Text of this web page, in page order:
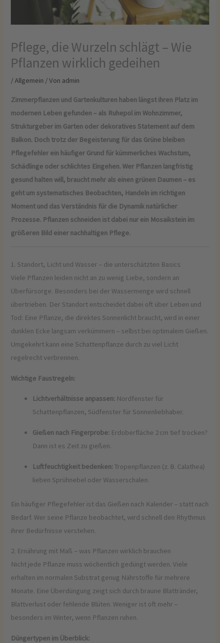
Pflege, die Wurzeln schlägt – Wie
Pflanzen wirklich gedeihen
/Allgemein / Von admin
Zimmerpflanzen und Gartenkulturen haben längst ihren Platz im
modernen Leben gefunden – als Ruhepol im Wohnzimmer,
Strukturgeber im Garten oder dekoratives Statement auf dem
Balkon. Doch trotz der Begeisterung für das Grüne bleiben
Pflegefehler ein häufiger Grund für kümmerliches Wachstum,
Schädlinge oder schlichtes Eingehen. Wer Pflanzen langfristig
gesund halten will, braucht mehr als einen grünen Daumen – es
geht um systematisches Beobachten, Handeln im richtigen
Moment und das Verständnis für die Dynamik natürlicher
Prozesse. Pflanzen schneiden ist dabei nur ein Mosaikstein im
größeren Bild einer nachhaltigen Pflege.
1. Standort, Licht und Wasser – die unterschätzten Basics
Viele Pflanzen leiden nicht an zu wenig Liebe, sondern an
Überfürsorge. Besonders bei der Wassermenge wird schnell
übertrieben. Der Standort entscheidet dabei oft über Leben und
Tod: Eine Pflanze, die direktes Sonnenlicht braucht, wird in einer
dunklen Ecke langsam verkümmern – selbst bei optimalem Gießen.
Umgekehrt kann eine Schattenpflanze durch zu viel Licht
regelrecht verbrennen.
Wichtige Faustregeln:
Lichtverhältnisse anpassen: Nordfenster für
Schattenpflanzen, Südfenster für Sonnenliebhaber.
Gießen nach Fingerprobe: Erdoberfläche 2 cm tief trocken?
Dann ist es Zeit zu gießen.
Luftfeuchtigkeit bedenken: Tropenpflanzen (z. B. Calathea)
lieben Sprühnebel oder Wasserschalen.
Ein häufiger Pflegefehler ist das Gießen nach Kalender – statt nach
Bedarf. Wer seine Pflanze beobachtet, wird schnell den Rhythmus
ihrer Bedürfnisse verstehen.
2. Ernährung mit Maß – was Pflanzen wirklich brauchen
Nicht jede Pflanze muss wöchentlich gedüngt werden. Viele
erhalten im normalen Substrat genug Nährstoffe für mehrere
Monate. Eine Überdüngung zeigt sich durch braune Blattränder,
Blattverlust oder fehlende Blüten. Weniger ist oft mehr –
besonders im Winter, wenn Pflanzen ruhen.
Düngertypen im Überblick: